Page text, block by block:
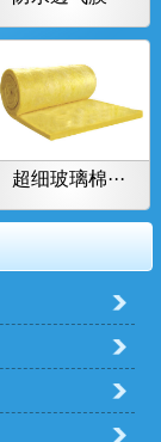
超细玻璃棉···